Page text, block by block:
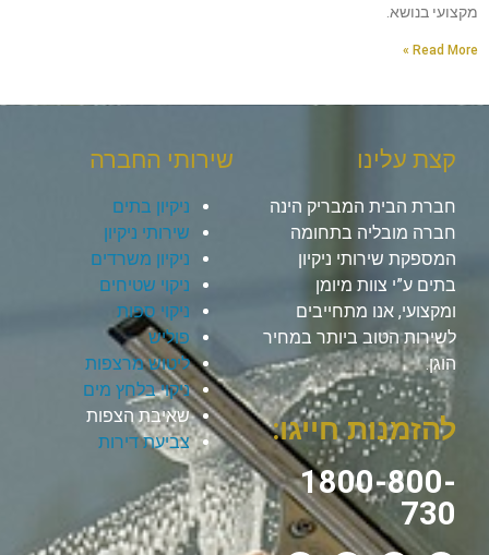
מקצועי בנושא.
Read More »
קצת עלינו
חברת הבית המבריק הינה
חברה מובליה בתחומה
המספקת שירותי ניקיון
בתים ע”י צוות מיומן
ומקצועי, אנו מתחייבים
לשירות הטוב ביותר במחיר
הוגן.
להזמנות חייגו:
1800-800-
730
שירותי החברה
ניקיון בתים
שירותי ניקיון
ניקיון משרדים
ניקוי שטיחים
ניקוי ספות
פוליש
ליטוש מרצפות
ניקוי בלחץ מים
שאיבת הצפות
צביעת דירות